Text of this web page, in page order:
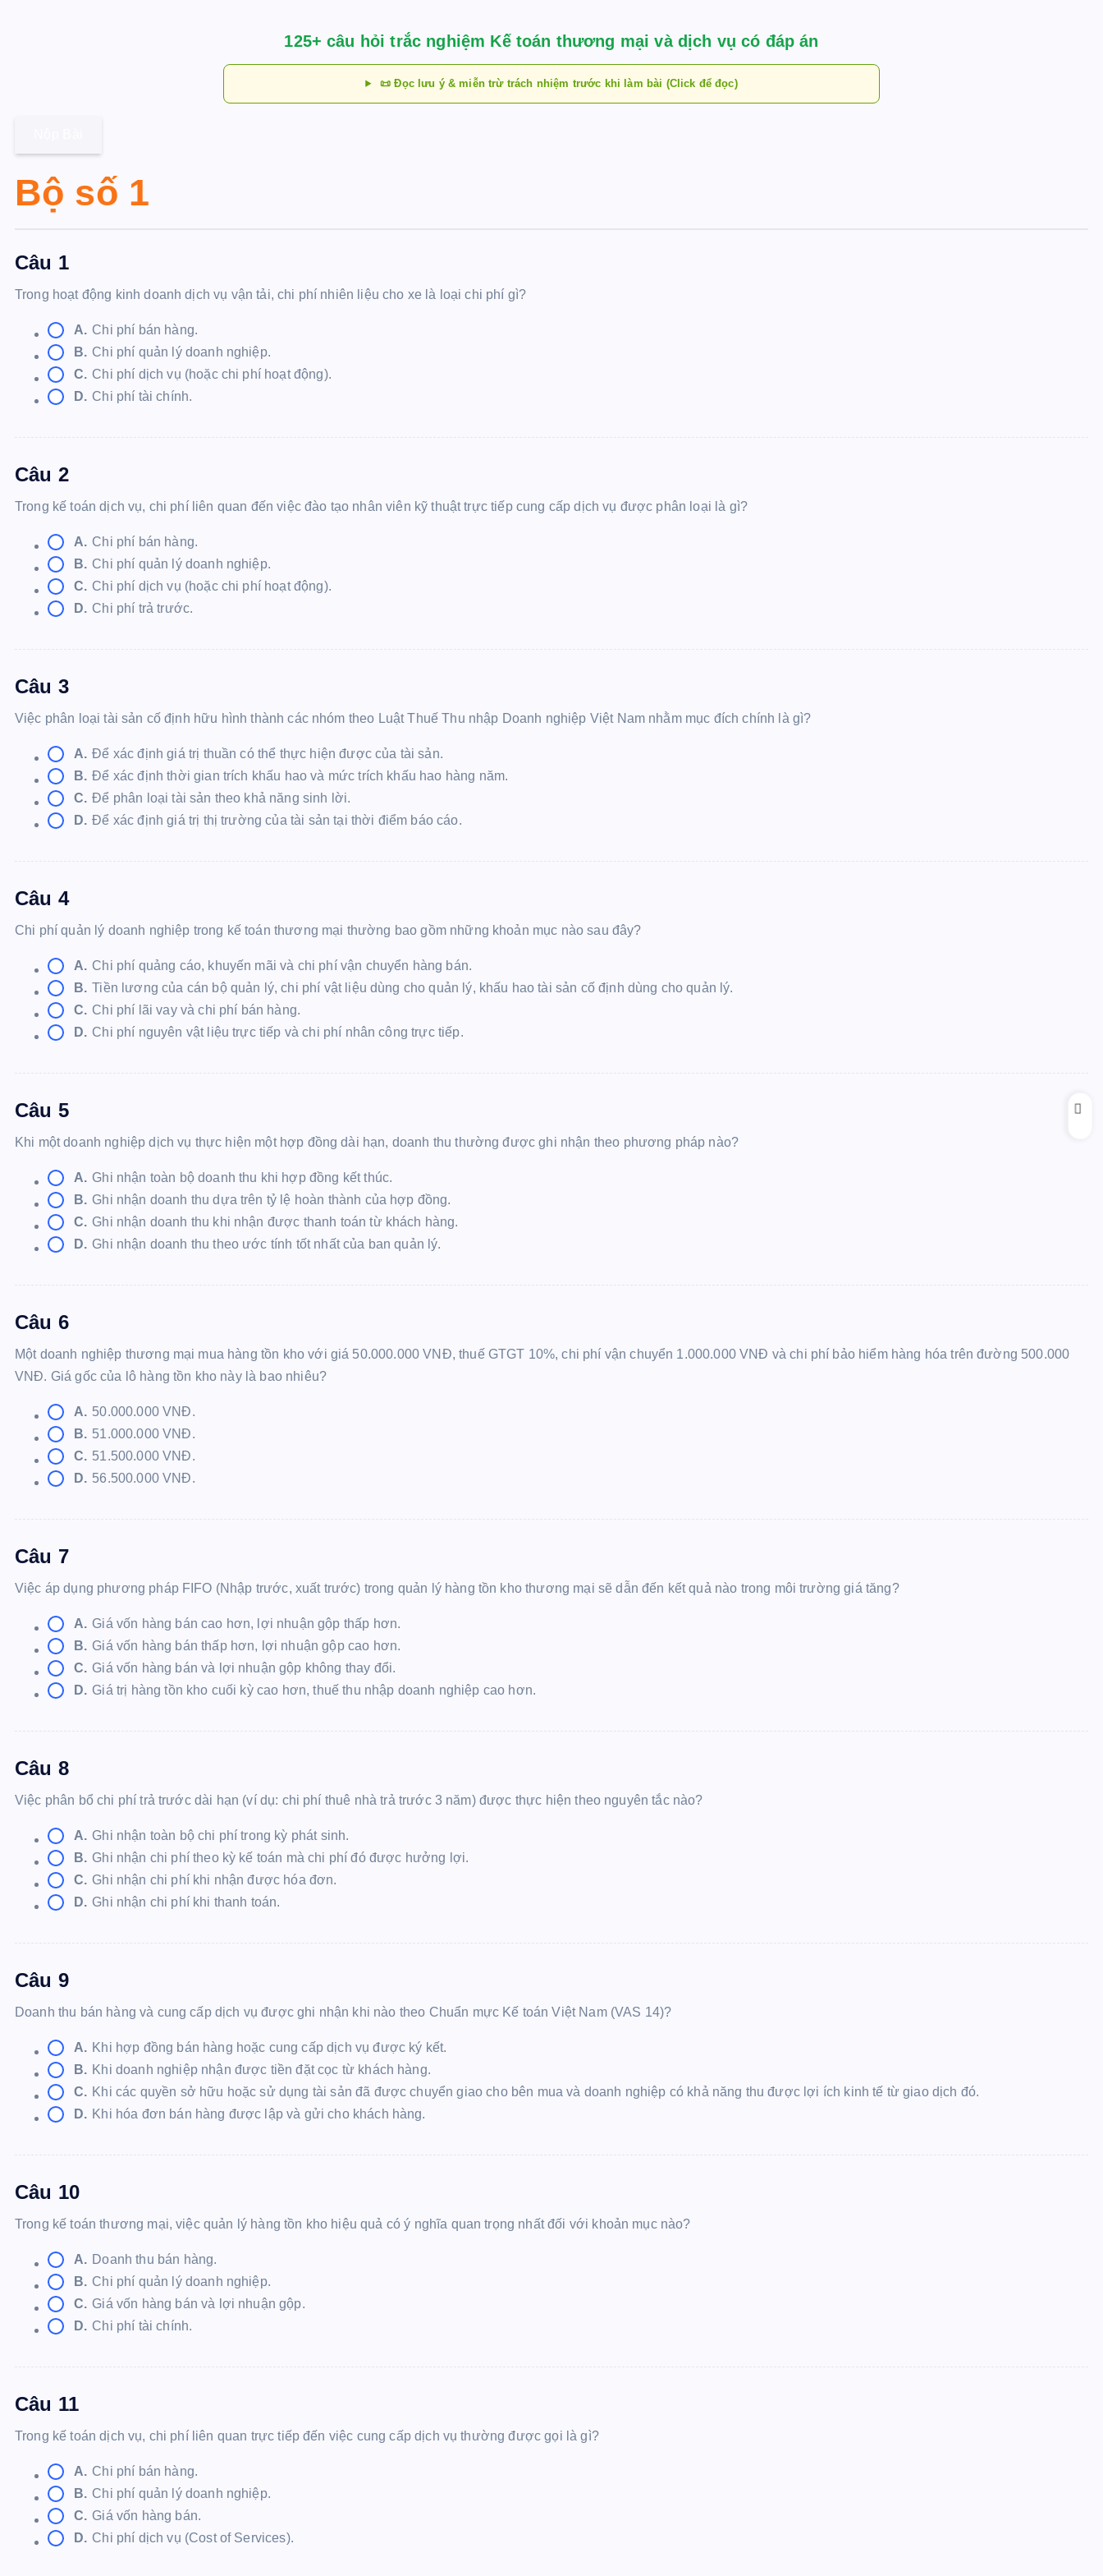
125+ câu hỏi trắc nghiệm Kế toán thương mại và dịch vụ có đáp án
📜 Đọc lưu ý & miễn trừ trách nhiệm trước khi làm bài (Click để đọc)
Bộ số 1
Câu 1
Trong hoạt động kinh doanh dịch vụ vận tải, chi phí nhiên liệu cho xe là loại chi phí gì?
A. Chi phí bán hàng.
B. Chi phí quản lý doanh nghiệp.
C. Chi phí dịch vụ (hoặc chi phí hoạt động).
D. Chi phí tài chính.
Câu 2
Trong kế toán dịch vụ, chi phí liên quan đến việc đào tạo nhân viên kỹ thuật trực tiếp cung cấp dịch vụ được phân loại là gì?
A. Chi phí bán hàng.
B. Chi phí quản lý doanh nghiệp.
C. Chi phí dịch vụ (hoặc chi phí hoạt động).
D. Chi phí trả trước.
Câu 3
Việc phân loại tài sản cố định hữu hình thành các nhóm theo Luật Thuế Thu nhập Doanh nghiệp Việt Nam nhằm mục đích chính là gì?
A. Để xác định giá trị thuần có thể thực hiện được của tài sản.
B. Để xác định thời gian trích khấu hao và mức trích khấu hao hàng năm.
C. Để phân loại tài sản theo khả năng sinh lời.
D. Để xác định giá trị thị trường của tài sản tại thời điểm báo cáo.
Câu 4
Chi phí quản lý doanh nghiệp trong kế toán thương mại thường bao gồm những khoản mục nào sau đây?
A. Chi phí quảng cáo, khuyến mãi và chi phí vận chuyển hàng bán.
B. Tiền lương của cán bộ quản lý, chi phí vật liệu dùng cho quản lý, khấu hao tài sản cố định dùng cho quản lý.
C. Chi phí lãi vay và chi phí bán hàng.
D. Chi phí nguyên vật liệu trực tiếp và chi phí nhân công trực tiếp.
Câu 5
Khi một doanh nghiệp dịch vụ thực hiện một hợp đồng dài hạn, doanh thu thường được ghi nhận theo phương pháp nào?
A. Ghi nhận toàn bộ doanh thu khi hợp đồng kết thúc.
B. Ghi nhận doanh thu dựa trên tỷ lệ hoàn thành của hợp đồng.
C. Ghi nhận doanh thu khi nhận được thanh toán từ khách hàng.
D. Ghi nhận doanh thu theo ước tính tốt nhất của ban quản lý.
Câu 6
Một doanh nghiệp thương mại mua hàng tồn kho với giá 50.000.000 VNĐ, thuế GTGT 10%, chi phí vận chuyển 1.000.000 VNĐ và chi phí bảo hiểm hàng hóa trên đường 500.000
VNĐ. Giá gốc của lô hàng tồn kho này là bao nhiêu?
A. 50.000.000 VNĐ.
B. 51.000.000 VNĐ.
C. 51.500.000 VNĐ.
D. 56.500.000 VNĐ.
Câu 7
Việc áp dụng phương pháp FIFO (Nhập trước, xuất trước) trong quản lý hàng tồn kho thương mại sẽ dẫn đến kết quả nào trong môi trường giá tăng?
A. Giá vốn hàng bán cao hơn, lợi nhuận gộp thấp hơn.
B. Giá vốn hàng bán thấp hơn, lợi nhuận gộp cao hơn.
C. Giá vốn hàng bán và lợi nhuận gộp không thay đổi.
D. Giá trị hàng tồn kho cuối kỳ cao hơn, thuế thu nhập doanh nghiệp cao hơn.
Câu 8
Việc phân bổ chi phí trả trước dài hạn (ví dụ: chi phí thuê nhà trả trước 3 năm) được thực hiện theo nguyên tắc nào?
A. Ghi nhận toàn bộ chi phí trong kỳ phát sinh.
B. Ghi nhận chi phí theo kỳ kế toán mà chi phí đó được hưởng lợi.
C. Ghi nhận chi phí khi nhận được hóa đơn.
D. Ghi nhận chi phí khi thanh toán.
Câu 9
Doanh thu bán hàng và cung cấp dịch vụ được ghi nhận khi nào theo Chuẩn mực Kế toán Việt Nam (VAS 14)?
A. Khi hợp đồng bán hàng hoặc cung cấp dịch vụ được ký kết.
B. Khi doanh nghiệp nhận được tiền đặt cọc từ khách hàng.
C. Khi các quyền sở hữu hoặc sử dụng tài sản đã được chuyển giao cho bên mua và doanh nghiệp có khả năng thu được lợi ích kinh tế từ giao dịch đó.
D. Khi hóa đơn bán hàng được lập và gửi cho khách hàng.
Câu 10
Trong kế toán thương mại, việc quản lý hàng tồn kho hiệu quả có ý nghĩa quan trọng nhất đối với khoản mục nào?
A. Doanh thu bán hàng.
B. Chi phí quản lý doanh nghiệp.
C. Giá vốn hàng bán và lợi nhuận gộp.
D. Chi phí tài chính.
Câu 11
Trong kế toán dịch vụ, chi phí liên quan trực tiếp đến việc cung cấp dịch vụ thường được gọi là gì?
A. Chi phí bán hàng.
B. Chi phí quản lý doanh nghiệp.
C. Giá vốn hàng bán.
D. Chi phí dịch vụ (Cost of Services).